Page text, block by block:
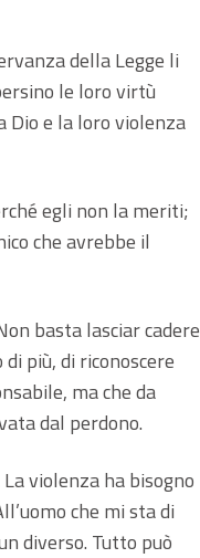
della Legge li
le loro virtù
Dio e la loro violenza
egli non la meriti;
che avrebbe il
basta lasciar cadere
più, di riconoscere
ma che da
dal perdono.
violenza ha bisogno
che mi sta di
diverso. Tutto può